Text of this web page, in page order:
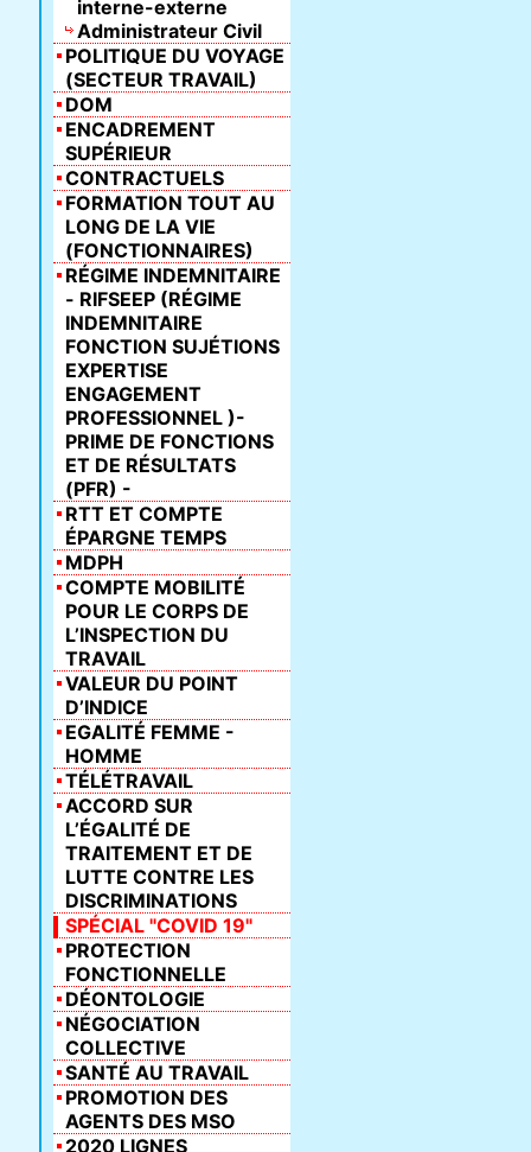
interne-externe
Administrateur Civil
POLITIQUE DU VOYAGE
(SECTEUR TRAVAIL)
DOM
ENCADREMENT
SUPÉRIEUR
CONTRACTUELS
FORMATION TOUT AU
LONG DE LA VIE
(FONCTIONNAIRES)
RÉGIME INDEMNITAIRE
- RIFSEEP (RÉGIME
INDEMNITAIRE
FONCTION SUJÉTIONS
EXPERTISE
ENGAGEMENT
PROFESSIONNEL )-
PRIME DE FONCTIONS
ET DE RÉSULTATS
(PFR) -
RTT ET COMPTE
ÉPARGNE TEMPS
MDPH
COMPTE MOBILITÉ
POUR LE CORPS DE
L’INSPECTION DU
TRAVAIL
VALEUR DU POINT
D’INDICE
EGALITÉ FEMME -
HOMME
TÉLÉTRAVAIL
ACCORD SUR
L’ÉGALITÉ DE
TRAITEMENT ET DE
LUTTE CONTRE LES
DISCRIMINATIONS
SPÉCIAL "COVID 19"
PROTECTION
FONCTIONNELLE
DÉONTOLOGIE
NÉGOCIATION
COLLECTIVE
SANTÉ AU TRAVAIL
PROMOTION DES
AGENTS DES MSO
2020 LIGNES